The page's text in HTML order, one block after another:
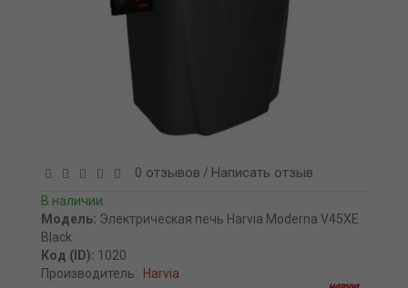
0 отзывов / Написать отзыв
В наличии
Модель: Электрическая печь Harvia Moderna V45XE
Black
Код (ID): 1020
Производитель: Harvia